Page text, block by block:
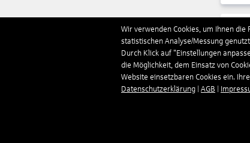
Wir verwenden Cookies, um Ihnen
statistischen Analyse/Messung
Durch Klick auf "Einstellungen
die Möglichkeit, dem Einsatz von
Website einsetzbaren Cookies ein.
Datenschutzerklärung
AGB